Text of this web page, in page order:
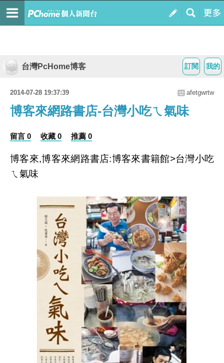
我的
訂閱
台灣PcHome博客
2014-07-28 19:37:39 afetgwrtw
博客來網路書店-台灣小吃ㄟ氣味
留言 0 收藏 0 推薦 0
博客來,博客來網路書店:博客來書籍館>台灣小吃
ㄟ氣味